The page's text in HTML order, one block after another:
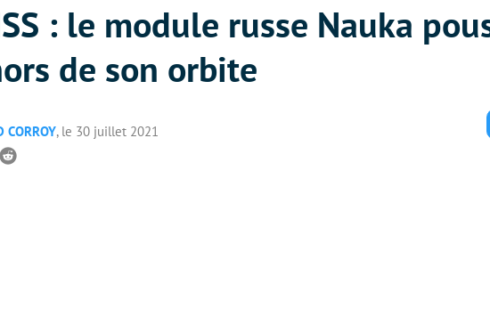
: le module russe Nauka
de son orbite
CORROY, le 30 juillet 2021
Reddit